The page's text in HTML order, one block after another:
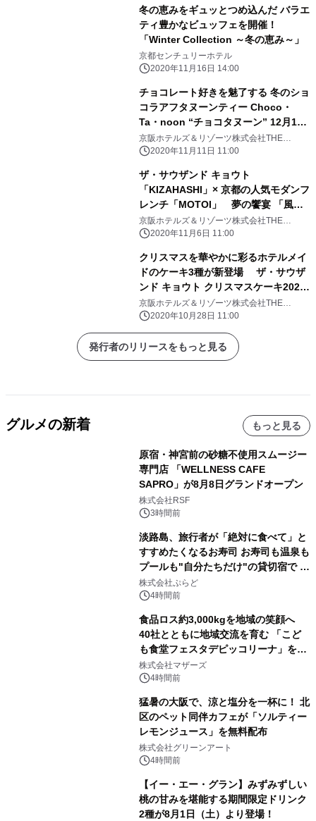
雪月」 2020年11月28日(土)～12月
27日(日)まで毎日開催
冬の恵みをギュッとつめ込んだ バラエ
ティ豊かなビュッフェを開催！
「Winter Collection ～冬の恵み～」
京都センチュリーホテル
2020年11月16日 14:00
チョコレート好きを魅了する 冬のショ
コラアフタヌーンティー Choco・
Ta・noon “チョコタヌーン” 12月1日
よりご提供
京阪ホテルズ＆リゾーツ株式会社THE
THOUSAND KYOTO＜ザ・サウザンド キョ
2020年11月11日 11:00
ザ・サウザンド キョウト
「KIZAHASHI」× 京都の人気モダンフ
レンチ「MOTOI」 夢の饗宴 「風花
雪月～伝統とCreation～」をテーマに
した 特別ディナーコースを12/4から期
人の料理人による、 和食とモダンフレ
ンチのコラボレーション
京阪ホテルズ＆リゾーツ株式会社THE
THOUSAND KYOTO＜ザ・サウザンド キョ
2020年11月6日 11:00
クリスマスを華やかに彩るホテルメイ
ドのケーキ3種が新登場 ザ・サウザ
ンド キョウト クリスマスケーキ2020
11月1日(日)より予約受付開始
京阪ホテルズ＆リゾーツ株式会社THE
THOUSAND KYOTO＜ザ・サウザンド キョ
2020年10月28日 11:00
発行者のリリースをもっと見る
グルメの新着 もっと見る
原宿・神宮前の砂糖不使用スムージー
専門店 「WELLNESS CAFE
SAPRO」が8月8日グランドオープン
株式会社RSF
3時間前
淡路島、旅行者が「絶対に食べて」と
すすめたくなるお寿司 お寿司も温泉も
プールも"自分たちだけ"の貸切宿で 1
日1組限定「岩屋温泉 絵島別庭 海と
森」の握り寿司プラン
株式会社ぷらど
4時間前
食品ロス約3,000kgを地域の笑顔へ
40社とともに地域交流を育む 「こど
も食堂フェスタデピッコリーナ」を9
月5日(土)開催
株式会社マザーズ
4時間前
猛暑の大阪で、涼と塩分を一杯に！ 北
区のペット同伴カフェが「ソルティー
レモンジュース」を無料配布
株式会社グリーンアート
4時間前
【イー・エー・グラン】みずみずしい
桃の甘みを堪能する期間限定ドリンク
2種が8月1日（土）より登場！